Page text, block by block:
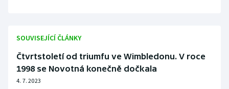
SOUVISEJÍCÍ ČLÁNKY
Čtvrtstoletí od triumfu ve Wimbledonu. V roce
1998 se Novotná konečně dočkala
4. 7. 2023